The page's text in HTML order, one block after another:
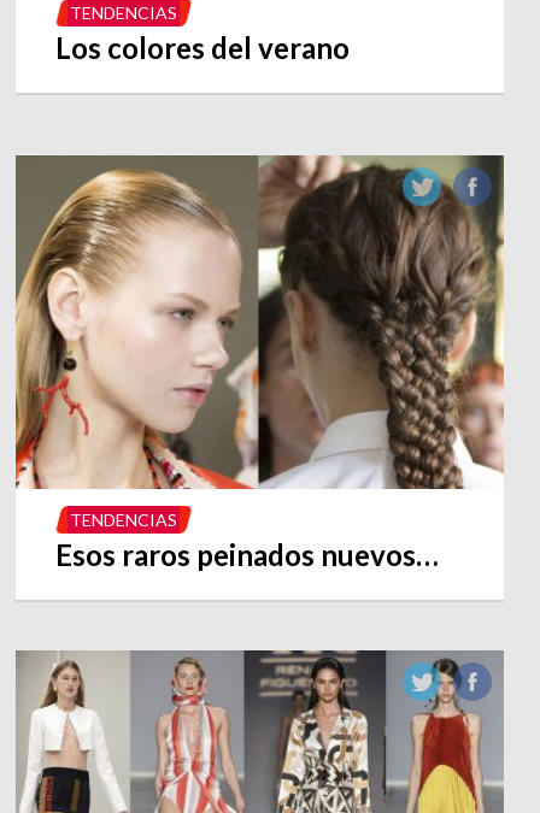
TENDENCIAS
Los colores del verano
TENDENCIAS
Esos raros peinados nuevos…